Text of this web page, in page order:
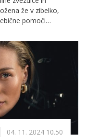
že v zibelko,
pomoči
saj le tako
poslanstvo se
15 let prinaša
v stiski. Z
istomislečih
in
pa si želi
v ospredju
in dostojanstvo.
04. 11. 2024 10.50